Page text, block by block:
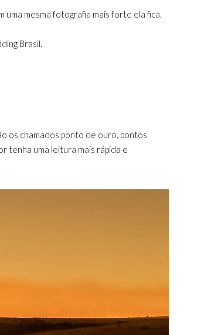
mesma fotografia mais forte ela fica.
Brasil.
os chamados ponto de ouro, pontos
tenha uma leitura mais rápida e